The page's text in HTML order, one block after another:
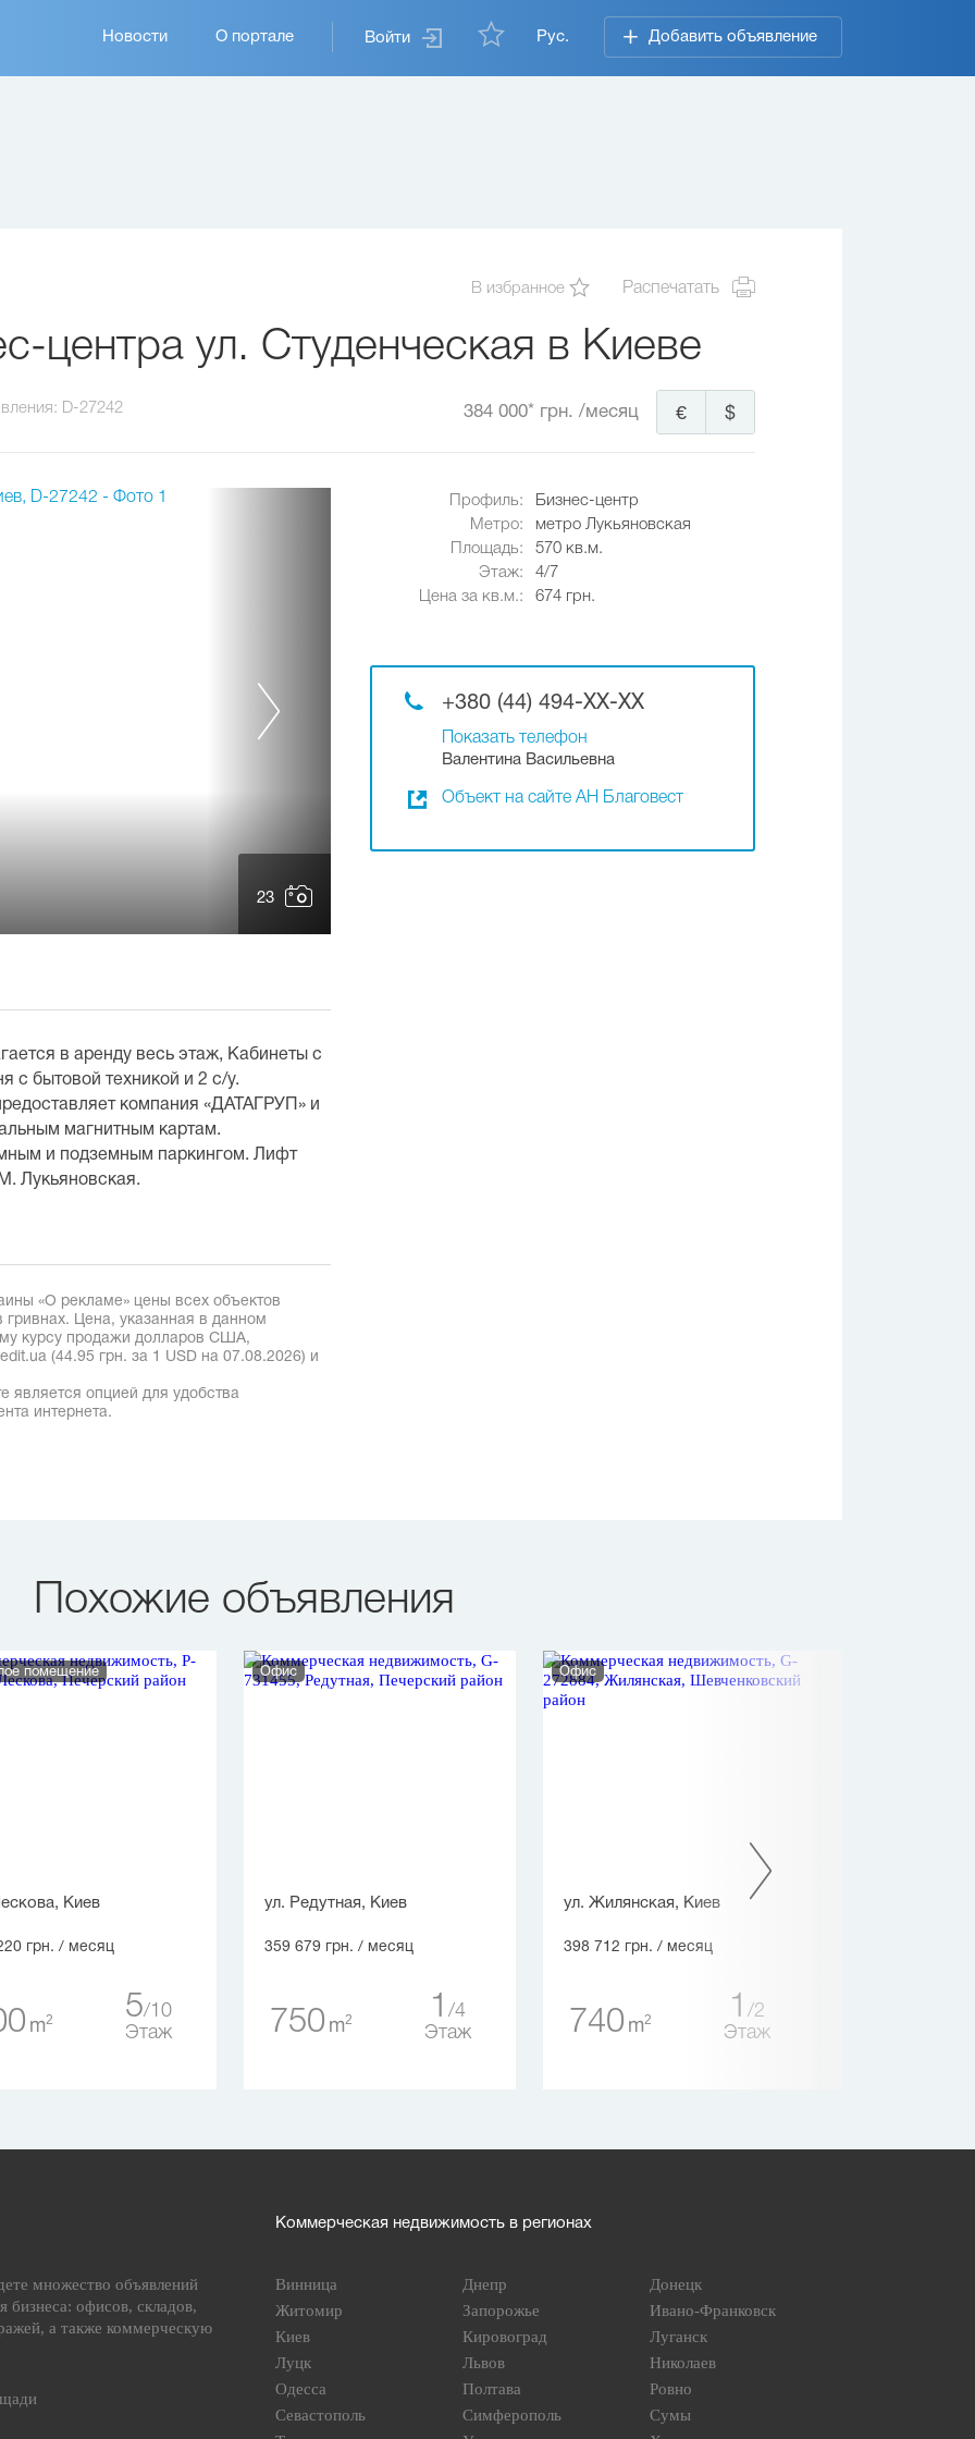
Войти Рус. Добавить объявление
Основная
навигация
Новости О портале
В избранное Распечатать
центра ул. Студенческая в Киеве
D-27242 384 000* грн. /месяц $
€
23
Профиль:
Бизнес-центр
Метро:
метро Лукьяновская
Площадь:
570 кв.м.
Этаж:
4/7
Цена за кв.м.:
674 грн.
+380 (44) 494-XX-XX
Показать телефон
Валентина Васильевна
Объект на сайте АН Благовест
в аренду весь этаж, Кабинеты с
с бытовой техникой и 2 с/у.
компания «ДАТАГРУП» и
магнитным картам.
и подземным паркингом. Лифт
Лукьяновская.
«О рекламе» цены всех объектов
Цена, указанная в данном
курсу продажи долларов США,
(44.95 грн. за 1 USD на 07.08.2026) и
является опцией для удобства
интернета.
Похожие объявления
помещение
Киев
грн. / месяц
m2 5 10
Этаж
Офис
ул. Редутная, Киев
359 679 грн. / месяц
750 m2 1
4
Этаж
Офис
ул. Жилянская, Киев
398 712 грн. / месяц
740 m2 1
2
Этаж
множество объявлений
бизнеса: офисов, складов,
а также коммерческую
Коммерческая недвижимость в регионах
Винница Днепр
Донецк
Житомир
Запорожье
Ивано-Франковск
Киев
Кировоград
Луганск
Луцк
Львов
Николаев
Одесса
Полтава
Ровно
Севастополь
Симферополь
Сумы